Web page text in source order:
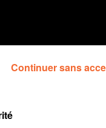
dès
a
Continuer sans